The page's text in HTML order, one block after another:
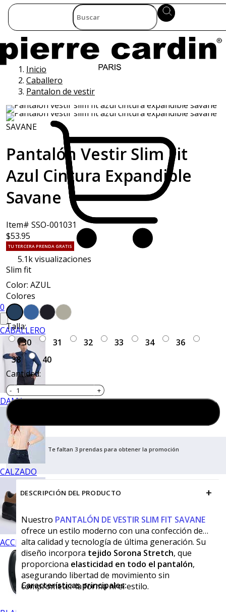
0
CABALLERO
DAMA
CALZADO
ACCESORIOS
Inicio
Caballero
Pantalon de vestir
SAVANE
Pantalón Vestir Slim Fit
Azul Cintura Expandible
Savane
Item# SSO-001031
$53.95
TU TERCERA PRENDA GRATIS
5.1kvisualizaciones
Slim fit
Color: AZUL
Colores
Talla:
30
31 32 33 34
36
38
40
Cantidad:
Te faltan 3 prendas para obtener la promoción
DESCRIPCIÓN DEL PRODUCTO +
Nuestro PANTALÓN DE VESTIR SLIM FIT SAVANE
ofrece un estilo moderno con una confección de
alta calidad y tecnología de última generación. Su
diseño incorpora tejido Sorona Stretch, que
proporciona elasticidad en todo el pantalón,
asegurando libertad de movimiento sin
comprometer la forma ni el estilo.
Características principales: